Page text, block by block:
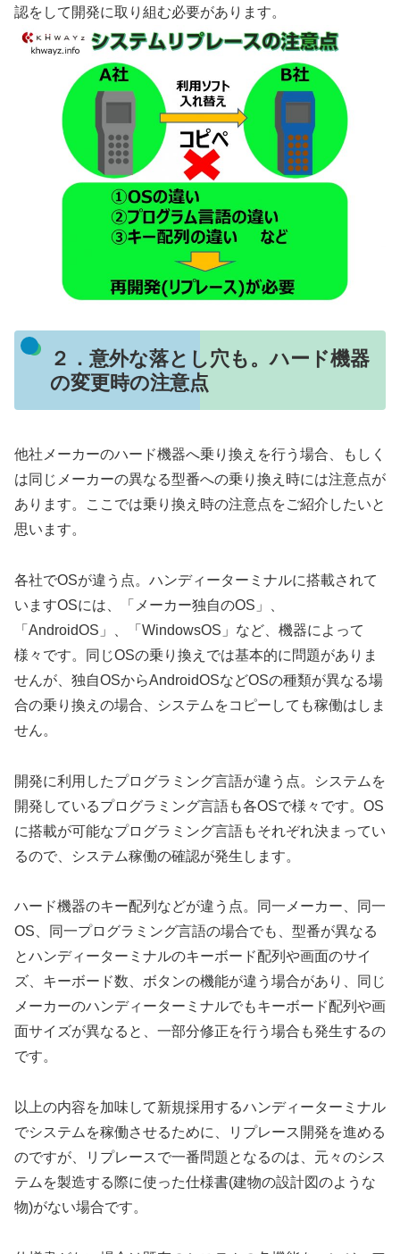
認をして開発に取り組む必要があります。
２．意外な落とし穴も。ハード機器
の変更時の注意点
他社メーカーのハード機器へ乗り換えを行う場合、もしく
は同じメーカーの異なる型番への乗り換え時には注意点が
あります。ここでは乗り換え時の注意点をご紹介したいと
思います。
各社でOSが違う点。ハンディーターミナルに搭載されて
いますOSには、「 メーカー独自のOS 」、
「 AndroidOS 」、「 WindowsOS 」など、機器によって
様々です。同じOSの乗り換えでは基本的に問題がありま
せんが、独自OSからAndroidOSなどOSの種類が異なる場
合の乗り換えの場合、システムをコピーしても稼働はしま
せん。
開発に利用したプログラミング言語が違う点。システムを
開発しているプログラミング言語も各OSで様々です。OS
に搭載が可能なプログラミング言語もそれぞれ決まってい
るので、システム稼働の確認が発生します。
ハード機器のキー配列などが違う点。同一メーカー、同一
OS、同一プログラミング言語の場合でも、型番が異なる
とハンディーターミナルのキーボード配列や画面のサイ
ズ、キーボード数、ボタンの機能が違う場合があり、同じ
メーカーのハンディーターミナルでもキーボード配列や画
面サイズが異なると、一部分修正を行う場合も発生するの
です。
以上の内容を加味して新規採用するハンディーターミナル
でシステムを稼働させるために、リプレース開発を進める
のですが、リプレースで一番問題となるのは、元々のシス
テムを製造する際に使った仕様書(建物の設計図のような
物)がない場合です。